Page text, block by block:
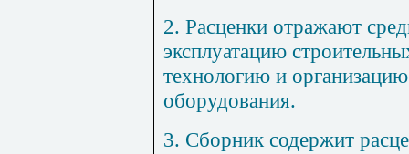
2. Расценки отражают
эксплуатацию
технологию и
оборудования.
3. Сборник содержит